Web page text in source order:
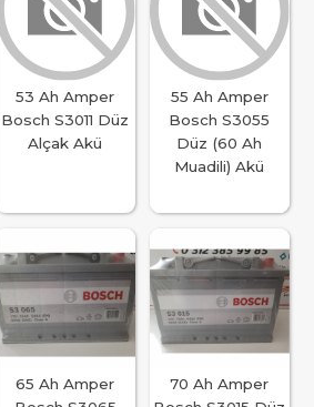
53 Ah Amper
Bosch S3011 Düz
Alçak Akü
55 Ah Amper
Bosch S3055
Düz (60 Ah
Muadili) Akü
65 Ah Amper
70 Ah Amper